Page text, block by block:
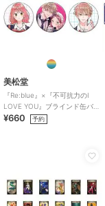
colleize
メAni-Art Tシャツ キミ
ドリメンズ
¥ 5,691
美松堂
『Re:blue』×『不可抗力のI
LOVE YOU』ブラインド缶バ
ッジ（全6種）
¥660 予約